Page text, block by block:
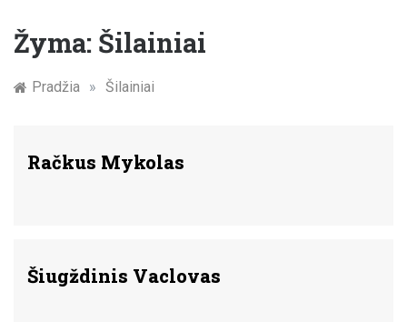
Žyma: Šilainiai
Pradžia » Šilainiai
Račkus Mykolas
Šiugždinis Vaclovas